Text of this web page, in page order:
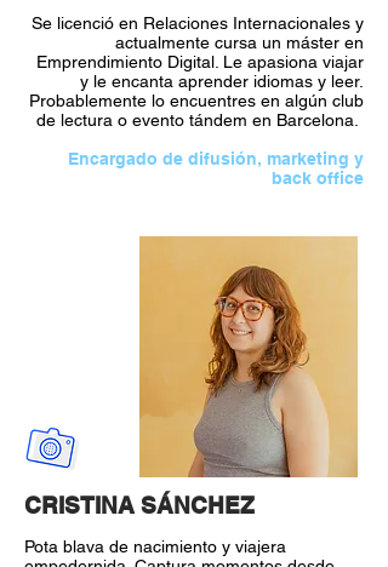
Se licenció en Relaciones Internacionales y
actualmente cursa un máster en
Emprendimiento Digital. Le apasiona viajar
y le encanta aprender idiomas y leer.
Probablemente lo encuentres en algún club
de lectura o evento tándem en Barcelona.
Encargado de difusión, marketing y
back office
CRISTINA SÁNCHEZ
Pota blava de nacimiento y viajera